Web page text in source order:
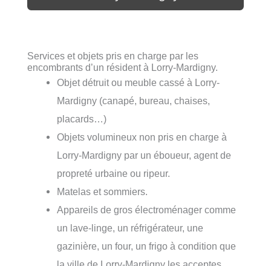
Services et objets pris en charge par les
encombrants d’un résident à Lorry-Mardigny.
Objet détruit ou meuble cassé à Lorry-
Mardigny (canapé, bureau, chaises,
placards…)
Objets volumineux non pris en charge à
Lorry-Mardigny par un éboueur, agent de
propreté urbaine ou ripeur.
Matelas et sommiers.
Appareils de gros électroménager comme
un lave-linge, un réfrigérateur, une
gazinière, un four, un frigo à condition que